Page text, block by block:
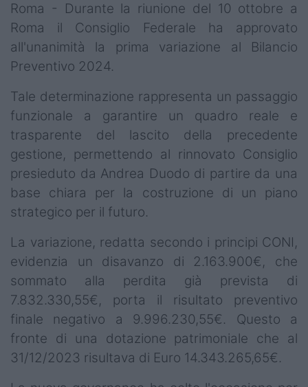
Roma - Durante la riunione del 10 ottobre a
Roma il Consiglio Federale ha approvato
all'unanimità la prima variazione al Bilancio
Preventivo 2024.
Tale determinazione rappresenta un passaggio
funzionale a garantire un quadro reale e
trasparente del lascito della precedente
gestione, permettendo al rinnovato Consiglio
presieduto da Andrea Duodo di partire da una
base chiara per la costruzione di un piano
strategico per il futuro.
La variazione, redatta secondo i principi CONI,
evidenzia un disavanzo di 2.163.900€, che
sommato alla perdita già prevista di
7.832.330,55€, porta il risultato preventivo
finale negativo a 9.996.230,55€. Questo a
fronte di una dotazione patrimoniale che al
31/12/2023 risultava di Euro 14.343.265,65€.